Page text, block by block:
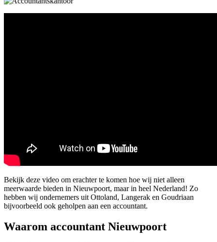
Bekijk deze video om erachter te komen hoe wij niet alleen
meerwaarde bieden in Nieuwpoort, maar in heel Nederland! Zo
hebben wij ondernemers uit Ottoland, Langerak en Goudriaan
bijvoorbeeld ook geholpen aan een accountant.
Waarom accountant Nieuwpoort